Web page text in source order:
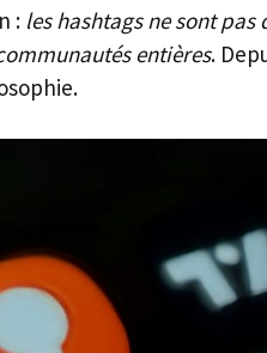
: les hashtags ne sont pas
entières.